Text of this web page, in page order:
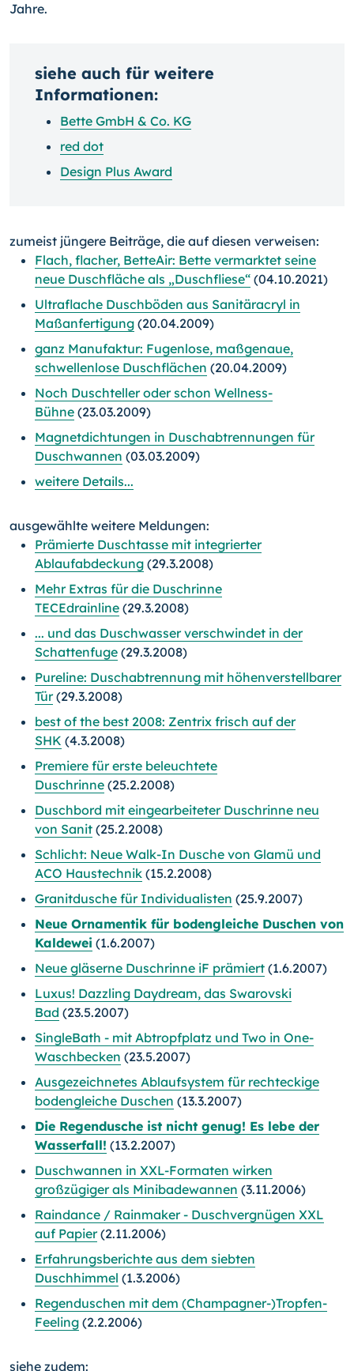
Jahre.
siehe auch für weitere
Informationen:
Bette GmbH & Co. KG
red dot
Design Plus Award
zumeist jüngere Beiträge, die auf diesen verweisen:
Flach, flacher, BetteAir: Bette vermarktet seine
neue Duschfläche als „Duschfliese“ (04.10.2021)
Ultraflache Duschböden aus Sanitäracryl in
Maßanfertigung (20.04.2009)
ganz Manufaktur: Fugenlose, maßgenaue,
schwellenlose Duschflächen (20.04.2009)
Noch Duschteller oder schon Wellness-
Bühne (23.03.2009)
Magnetdichtungen in Duschabtrennungen für
Duschwannen (03.03.2009)
weitere Details...
ausgewählte weitere Meldungen:
Prämierte Duschtasse mit integrierter
Ablaufabdeckung (29.3.2008)
Mehr Extras für die Duschrinne
TECEdrainline (29.3.2008)
... und das Duschwasser verschwindet in der
Schattenfuge (29.3.2008)
Pureline: Duschabtrennung mit höhenverstellbarer
Tür(29.3.2008)
best of the best 2008: Zentrix frisch auf der
SHK (4.3.2008)
Premiere für erste beleuchtete
Duschrinne (25.2.2008)
Duschbord mit eingearbeiteter Duschrinne neu
von Sanit (25.2.2008)
Schlicht: Neue Walk-In Dusche von Glamü und
ACO Haustechnik (15.2.2008)
Granitdusche für Individualisten (25.9.2007)
Neue Ornamentik für bodengleiche Duschen von
Kaldewei (1.6.2007)
Neue gläserne Duschrinne iF prämiert (1.6.2007)
Luxus! Dazzling Daydream, das Swarovski
Bad (23.5.2007)
SingleBath - mit Abtropfplatz und Two in One-
Waschbecken (23.5.2007)
Ausgezeichnetes Ablaufsystem für rechteckige
bodengleiche Duschen (13.3.2007)
Die Regendusche ist nicht genug! Es lebe der
Wasserfall! (13.2.2007)
Duschwannen in XXL-Formaten wirken
großzügiger als Minibadewannen (3.11.2006)
Raindance / Rainmaker - Duschvergnügen XXL
auf Papier(2.11.2006)
Erfahrungsberichte aus dem siebten
Duschhimmel (1.3.2006)
Regenduschen mit dem (Champagner-)Tropfen-
Feeling (2.2.2006)
siehe zudem: